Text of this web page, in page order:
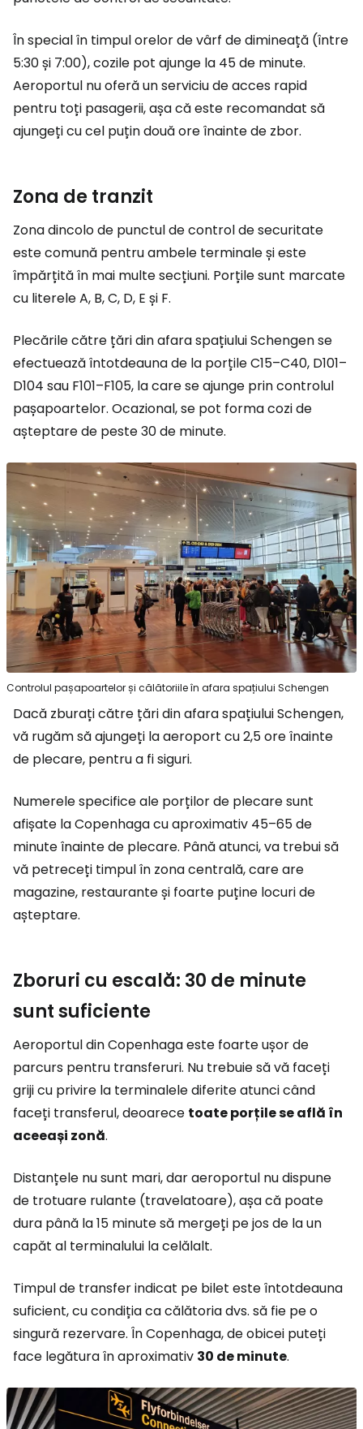
În special în timpul orelor de vârf de dimineață (între
5:30 și 7:00), cozile pot ajunge la 45 de minute.
Aeroportul nu oferă un serviciu de acces rapid
pentru toți pasagerii, așa că este recomandat să
ajungeți cu cel puțin două ore înainte de zbor.
Zona de tranzit
Zona dincolo de punctul de control de securitate
este comună pentru ambele terminale și este
împărțită în mai multe secțiuni. Porțile sunt marcate
cu literele A, B, C, D, E și F.
Plecările către țări din afara spațiului Schengen se
efectuează întotdeauna de la porțile C15–C40, D101–
D104 sau F101–F105, la care se ajunge prin controlul
pașapoartelor. Ocazional, se pot forma cozi de
așteptare de peste 30 de minute.
Controlul pașapoartelor și călătoriile în afara spațiului Schengen
Dacă zburați către țări din afara spațiului Schengen,
vă rugăm să ajungeți la aeroport cu 2,5 ore înainte
de plecare, pentru a fi siguri.
Numerele specifice ale porților de plecare sunt
afișate la Copenhaga cu aproximativ 45–65 de
minute înainte de plecare. Până atunci, va trebui să
vă petreceți timpul în zona centrală, care are
magazine, restaurante și foarte puține locuri de
așteptare.
Zboruri cu escală: 30 de minute
sunt suficiente
Aeroportul din Copenhaga este foarte ușor de
parcurs pentru transferuri. Nu trebuie să vă faceți
griji cu privire la terminalele diferite atunci când
faceți transferul, deoarece toate porțile se află în
aceeași zonă.
Distanțele nu sunt mari, dar aeroportul nu dispune
de trotuare rulante (travelatoare), așa că poate
dura până la 15 minute să mergeți pe jos de la un
capăt al terminalului la celălalt.
Timpul de transfer indicat pe bilet este întotdeauna
suficient, cu condiția ca călătoria dvs. să fie pe o
singură rezervare. În Copenhaga, de obicei puteți
face legătura în aproximativ 30 de minute.